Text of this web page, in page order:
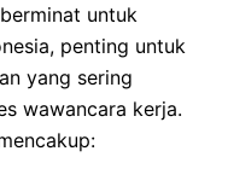
untuk
penting untuk
yang sering
wawancara kerja.